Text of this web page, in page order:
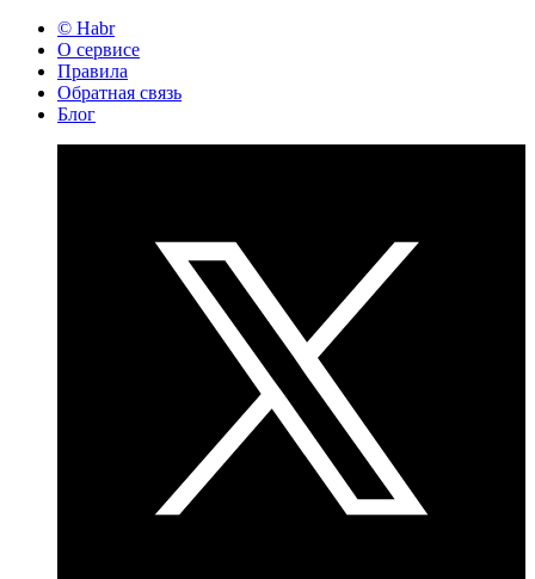
© Habr
О сервисе
Правила
Обратная связь
Блог